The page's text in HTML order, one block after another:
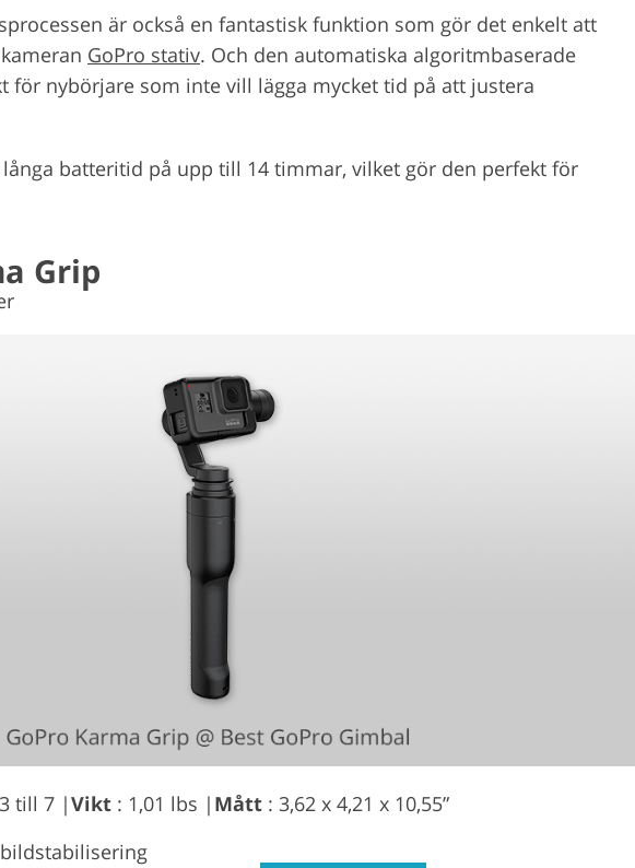
är också en fantastisk funktion som gör det enkelt att
GoPro stativ. Och den automatiska algoritmbaserade
för nybörjare som inte vill lägga mycket tid på att justera
batteritid på upp till 14 timmar, vilket gör den perfekt för
Grip
till 7 |Vikt : 1,01 lbs | Mått : 3,62 x 4,21 x 10,55”